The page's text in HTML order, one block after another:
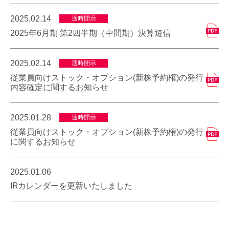
2025.02.14 適時開示
2025年6月期 第2四半期（中間期）決算短信
2025.02.14 適時開示
従業員向けストック・オプション(新株予約権)の発行
内容確定に関するお知らせ
2025.01.28 適時開示
従業員向けストック・オプション(新株予約権)の発行
に関するお知らせ
2025.01.06
IRカレンダーを更新いたしました